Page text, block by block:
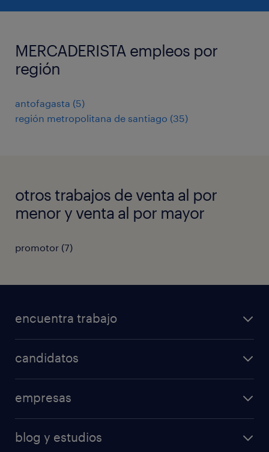
MERCADERISTA empleos por
región
antofagasta (5)
región metropolitana de santiago (35)
otros trabajos de venta al por
menor y venta al por mayor
promotor (7)
encuentra trabajo
retail
candidatos
áreas de especializacion
empresas
operational
blog y estudios